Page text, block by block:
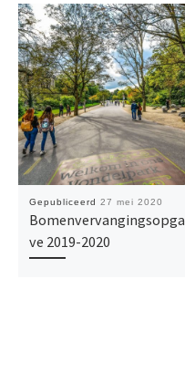
Gepubliceerd 27 mei 2020
Bomenvervangingsopga
ve 2019-2020